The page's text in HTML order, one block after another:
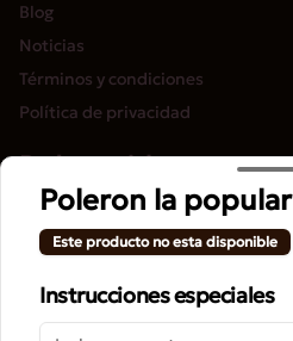
Blog
Noticias
Términos y condiciones
Política de privacidad
Redes sociales
Instagram
Facebook
Mi cuenta
Poleron la popular
Este producto no esta disponible
Instrucciones especiales